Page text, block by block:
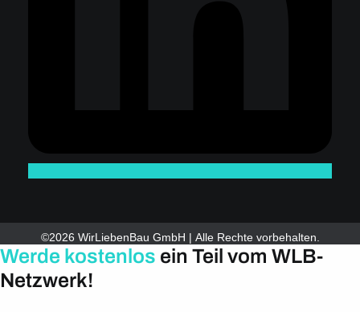
©2026 WirLiebenBau GmbH | Alle Rechte vorbehalten.
Werde kostenlos ein Teil vom WLB-
Netzwerk!